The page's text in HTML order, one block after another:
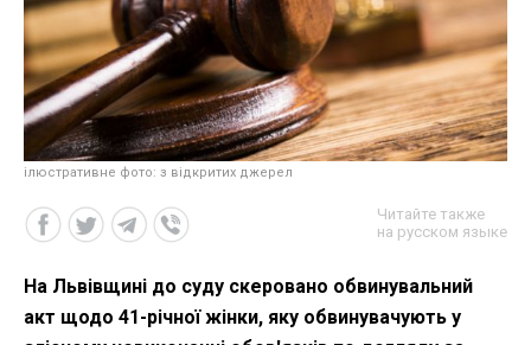
ілюстративне фото: з відкритих джерел
Читайте также
на русском языке
На Львівщині до суду скеровано обвинувальний
акт щодо 41-річної жінки, яку обвинувачують у